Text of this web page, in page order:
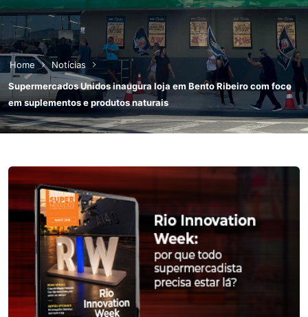
Home
Notícias
Supermercados Unidos inaugura loja em Bento Ribeiro com foco
em suplementos e produtos naturais